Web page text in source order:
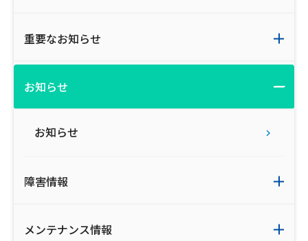
重要なお知らせ
お知らせ
お知らせ
障害情報
メンテナンス情報